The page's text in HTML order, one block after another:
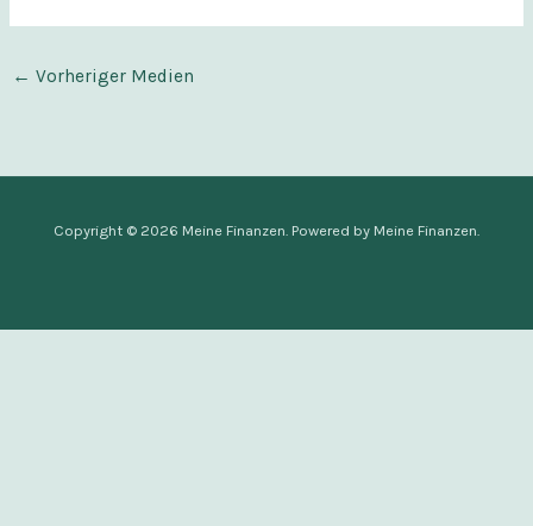
← Vorheriger Medien
Copyright © 2026 Meine Finanzen. Powered by Meine Finanzen.